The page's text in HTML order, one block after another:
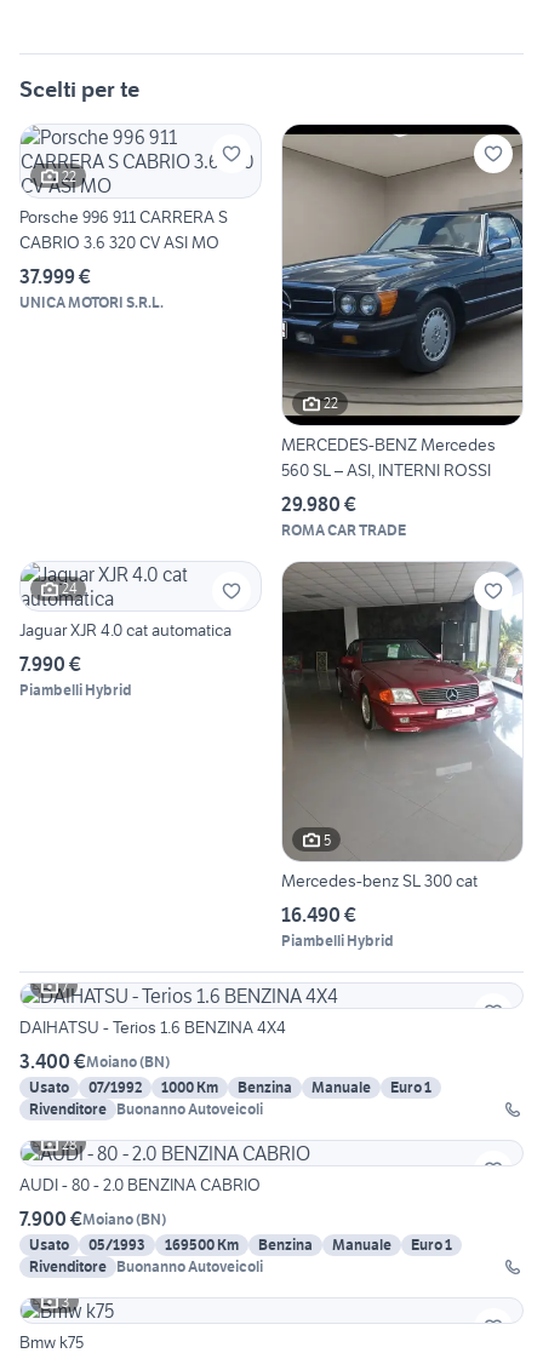
Scelti per te
22
Porsche 996 911 CARRERA S
CABRIO 3.6 320 CV ASI MO
37.999 €
UNICA MOTORI S.R.L.
22
MERCEDES-BENZ Mercedes
560 SL – ASI, INTERNI ROSSI
29.980 €
ROMA CAR TRADE
24
Jaguar XJR 4.0 cat automatica
7.990 €
Piambelli Hybrid
5
Mercedes-benz SL 300 cat
16.490 €
Piambelli Hybrid
7
DAIHATSU - Terios 1.6 BENZINA 4X4
3.400 €Moiano(BN)
Usato
07/1992 1000 Km Benzina Manuale
Euro 1
Rivenditore Buonanno Autoveicoli
28
AUDI - 80 - 2.0 BENZINA CABRIO
7.900 €Moiano(BN)
Usato
05/1993 169500 Km Benzina Manuale
Euro 1
Rivenditore Buonanno Autoveicoli
3
Bmw k75